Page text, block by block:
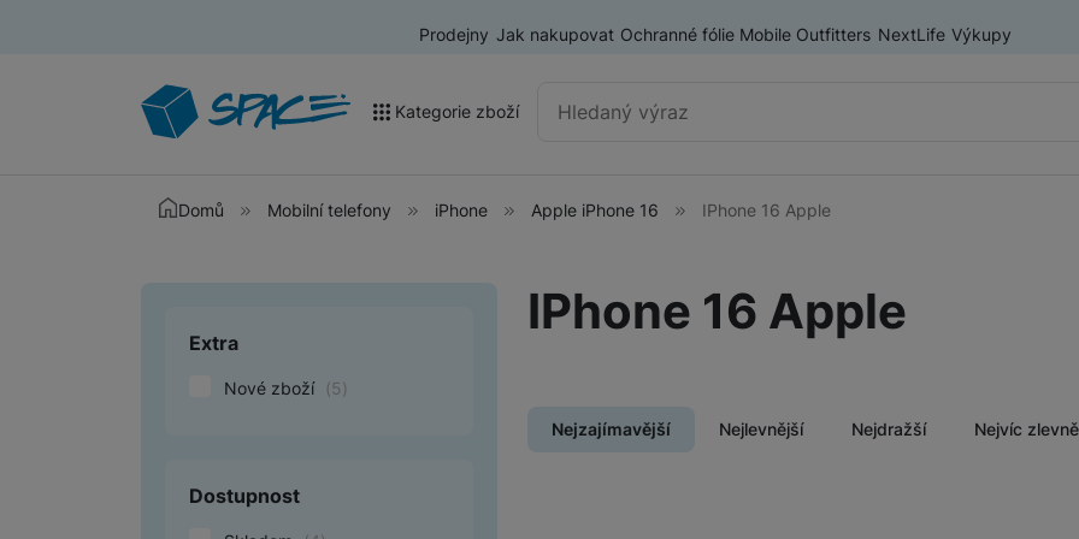
Prodejny Jak nakupovat Ochranné fólie Mobile Outfitters NextLife Výkupy
Vyhledávání
Kategorie zboží
Akce a výprodej
Chytré telefony
Samsung
Televize
Audio
Tablety
Domů Mobilní telefony iPhone Apple iPhone 16 IPhone 16 Apple
IPhone 16 Apple
Nejzajímavější Nejlevnější Nejdražší Nejvíc
Upřesnit parametry
Extra
Nové zboží (5)
Dostupnost